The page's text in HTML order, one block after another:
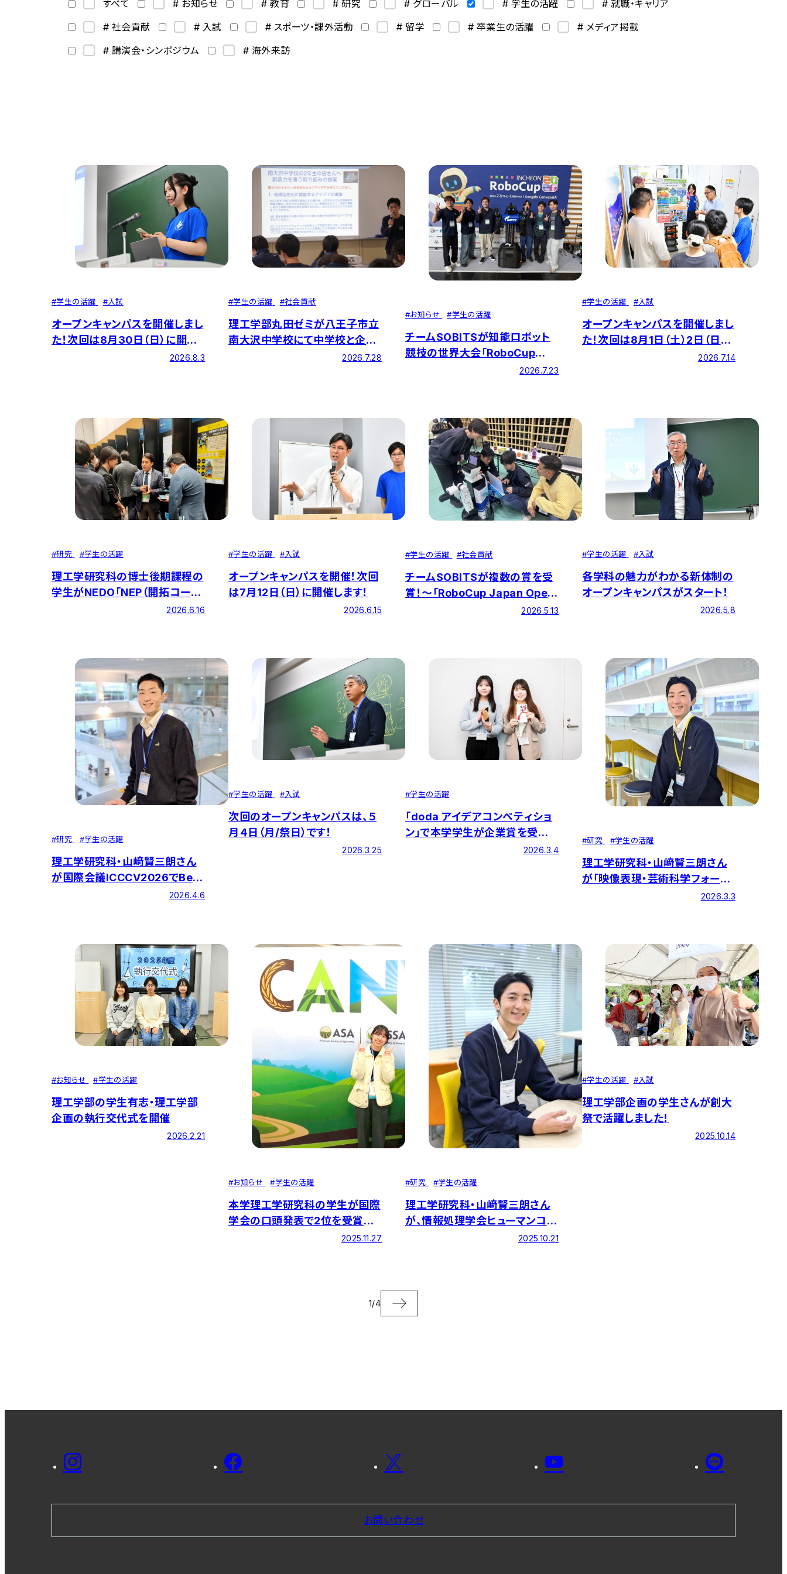
すべて # お知らせ # 教育 # 研究 # グローバル # 学生の活躍
# 就職・キャリア
# 社会貢献
# 入試 # スポーツ・課外活動 # 留学 # 卒業生の活躍
# メディア掲載
# 講演会・シンポジウム
# 海外来訪
#学生の活躍 #入試
オープンキャンパスを開催しまし
た！次回は8月30日（日）に開催
2026.8.3
#学生の活躍 #社会貢献
理工学部丸田ゼミが八王子市立
南大沢中学校にて中学校と企業
を繋ぐ「特別講義」を実施しまし
2026.7.28
#お知らせ #学生の活躍
チームSOBITSが知能ロボット
競技の世界大会「RoboCup
2026」に出場！総合成績13位、
2026.7.23
#学生の活躍 #入試
オープンキャンパスを開催しまし
た！次回は8月1日（土）2日（日）
2026.7.14
#研究 #学生の活躍
理工学研究科の博士後期課程の
学生がNEDO「NEP（開拓コー
2026.6.16
#学生の活躍 #入試
オープンキャンパスを開催！次回
は7月12日（日）に開催します！
2026.6.15
#学生の活躍 #社会貢献
チームSOBITSが複数の賞を受
賞！～「RoboCup Japan Open
2026.5.13
#学生の活躍 #入試
各学科の魅力がわかる新体制の
オープンキャンパスがスタート！
2026.5.8
#研究 #学生の活躍
理工学研究科・山﨑賢三朗さん
が国際会議ICCCV2026でBest
Presentation Awardを受賞！
2026.4.6
#学生の活躍 #入試
次回のオープンキャンパスは、５
月４日（月/祭日）です！
2026.3.25
#学生の活躍
「doda アイデアコンペティショ
ン」で本学学生が企業賞を受賞
2026.3.4
#研究 #学生の活躍
理工学研究科・山﨑賢三朗さん
が「映像表現・芸術科学フォーラ
ム2026」で優秀発表賞を受賞！
2026.3.3
#お知らせ #学生の活躍
理工学部の学生有志・理工学部
企画の執行交代式を開催
2026.2.21
#お知らせ #学生の活躍
本学理工学研究科の学生が国際
学会の口頭発表で2位を受賞し
2025.11.27
#研究 #学生の活躍
理工学研究科・山﨑賢三朗さん
が、情報処理学会ヒューマンコン
ピュータインタラクション研究会
2025.10.21
#学生の活躍 #入試
理工学部企画の学生さんが創大
祭で活躍しました！
2025.10.14
1/4
お問い合わせ